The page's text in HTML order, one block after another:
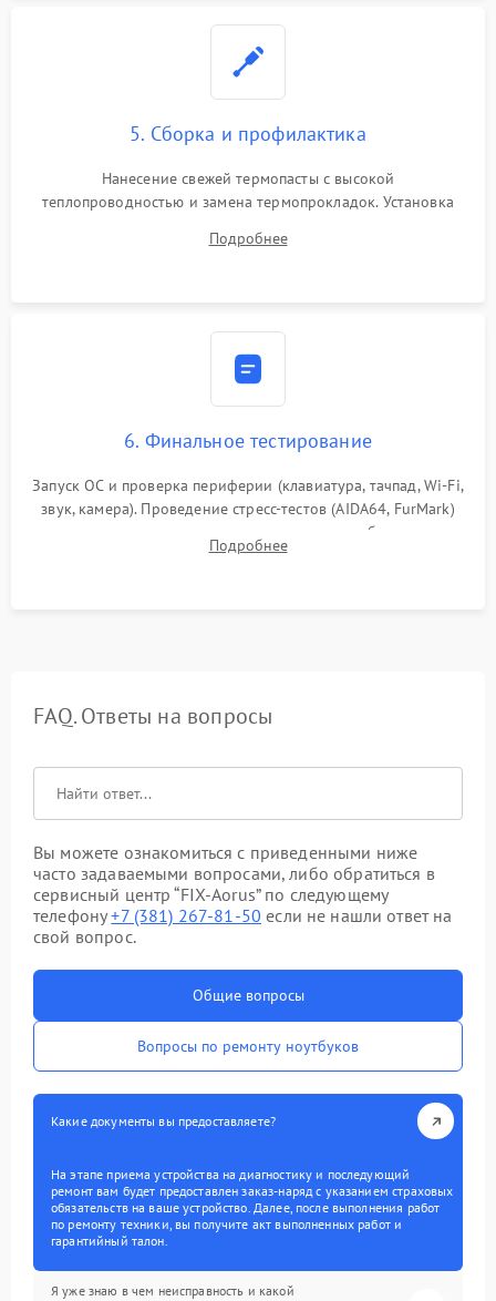
5. Сборка и профилактика
Нанесение свежей термопасты с высокой
теплопроводностью и замена термопрокладок. Установка
шлейфов, модулей памяти и накопителей. Предварительная
Подробнее
6. Финальное тестирование
Запуск ОС и проверка периферии (клавиатура, тачпад, Wi-Fi,
звук, камера). Проведение стресс-тестов (AIDA64, FurMark)
для контроля температурного режима и стабильности
системы под пиковой нагрузкой.
Подробнее
FAQ. Ответы на вопросы
Вы можете ознакомиться с приведенными ниже
часто задаваемыми вопросами, либо обратиться в
сервисный центр “FIX-Aorus” по следующему
телефону+7 (381) 267-81-50 если не нашли ответ на
свой вопрос.
Общие вопросы
Вопросы по ремонту ноутбуков
Какие документы вы предоставляете?
На этапе приема устройства на диагностику и последующий
ремонт вам будет предоставлен заказ-наряд с указанием страховых
обязательств на ваше устройство. Далее, после выполнения работ
по ремонту техники, вы получите акт выполненных работ и
гарантийный талон.
Я уже знаю в чем неисправность и какой